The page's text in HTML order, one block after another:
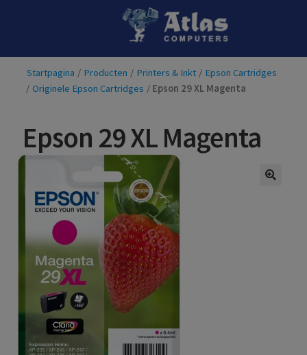
Ga
naar
navigatie
Ga
de
inhoud
Startpagina / Producten / Printers & Inkt / Epson Cartridges
/ Originele Epson Cartridges / Epson 29 XL Magenta
Epson 29 XL Magenta